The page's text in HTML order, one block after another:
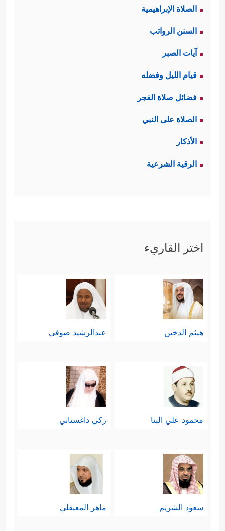
الصلاة الإبراهيمية
السنن الرواتب
آيات الصبر
قيام الليل وفضله
فضائل صلاة الفجر
الصلاة على النبي
الأذكار
الرقية الشرعية
اختر القاريء
هيثم الدخين عبدالرشيد صوفي
محمود علي البنا زكي داغستاني
سعود الشريم ماهر المعيقلي